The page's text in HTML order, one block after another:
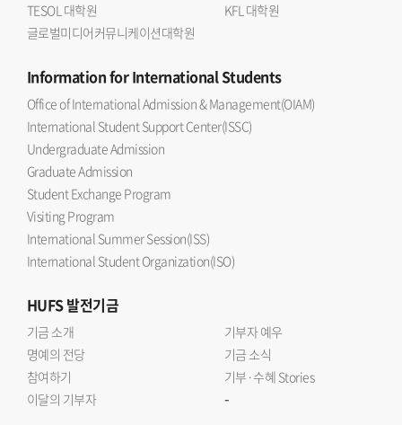
TESOL 대학원
KFL 대학원
글로벌미디어커뮤니케이션대학원
Informationfor International Students
Office of International Admission & Management(OIAM)
International Student Support Center(ISSC)
Undergraduate Admission
Graduate Admission
Student Exchange Program
Visiting Program
International Summer Session(ISS)
International Student Organization(ISO)
HUFS발전기금
기금 소개
기부자 예우
명예의 전당
기금 소식
참여하기
기부·수혜 Stories
이달의 기부자
-